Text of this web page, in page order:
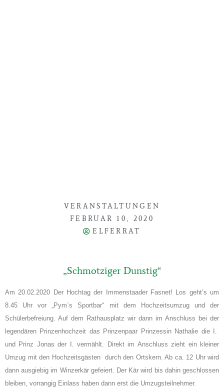
VERANSTALTUNGEN
FEBRUAR 10, 2020
ELFERRAT
„Schmotziger Dunstig“
Am 20.02.2020 Der Hochtag der Immenstaader Fasnet! Los geht’s um
8.45 Uhr vor „Pym`s Sportbar“ mit dem Hochzeitsumzug und der
Schülerbefreiung. Auf dem Rathausplatz wir dann im Anschluss bei der
legendären Prinzenhochzeit das Prinzenpaar Prinzessin Nathalie die I.
und Prinz Jonas der I. vermählt. Direkt im Anschluss zieht ein kleiner
Umzug mit den Hochzeitsgästen durch den Ortskern. Ab ca. 12 Uhr wird
dann ausgiebig im Winzerkär gefeiert. Der Kär wird bis dahin geschlossen
bleiben, vorrangig Einlass haben dann erst die Umzugsteilnehmer.